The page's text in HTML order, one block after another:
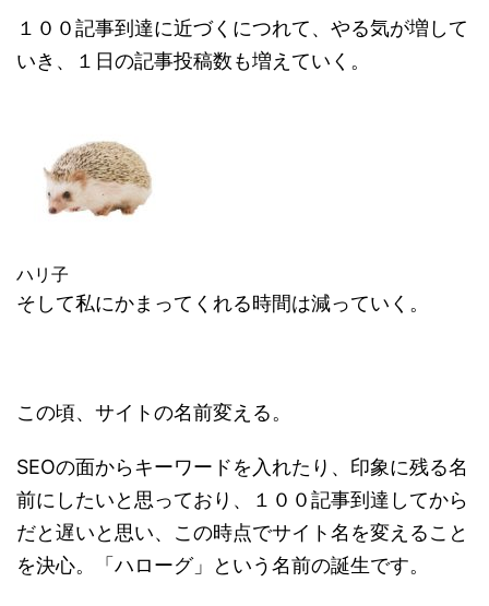
１００記事到達に近づくにつれて、やる気が増して
いき、１日の記事投稿数も増えていく。
ハリ子
そして私にかまってくれる時間は減っていく。
この頃、サイトの名前変える。
SEOの面からキーワードを入れたり、印象に残る名
前にしたいと思っており、１００記事到達してから
だと遅いと思い、この時点でサイト名を変えること
を決心。「ハローグ」という名前の誕生です。